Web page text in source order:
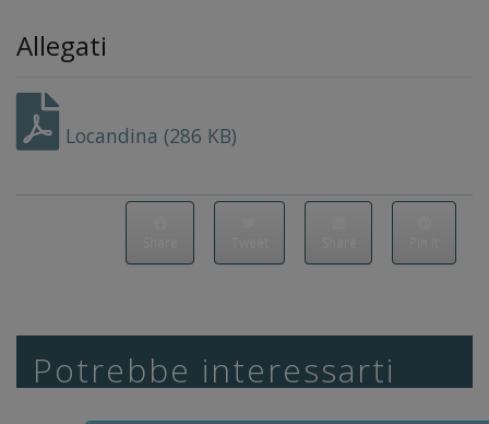
Allegati
Locandina (286 KB)
Potrebbe interessarti